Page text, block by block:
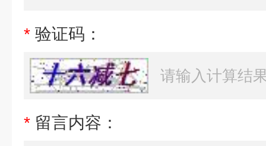
* 验证码：
* 留言内容：